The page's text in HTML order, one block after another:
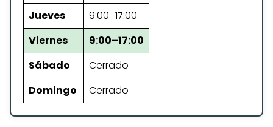
Jueves
9:00–17:00
Viernes
9:00–17:00
Sábado
Cerrado
Domingo
Cerrado